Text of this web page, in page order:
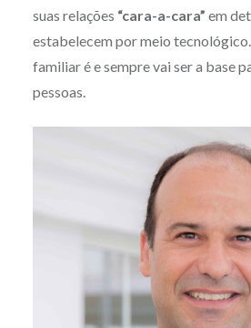
suas relações “cara-a-cara” em
estabelecem por meio
familiar é e sempre vai ser a base
pessoas.